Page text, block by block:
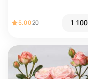
5.0020 1 100